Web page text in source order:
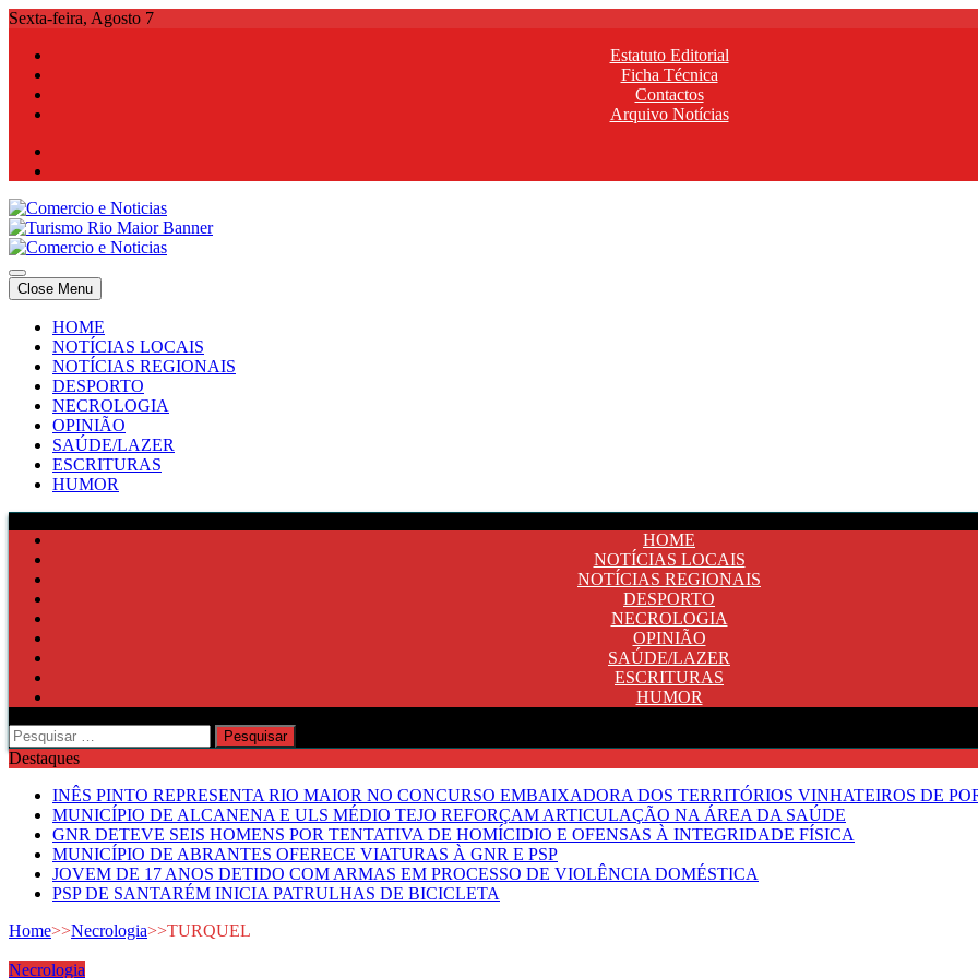
Skip
content
Sexta-feira, Agosto 7
Estatuto Editorial
Ficha Técnica
Contactos
Arquivo Notícias
Comercio e Noticias
Notícias e Publicidade Online
Comercio e Noticias
Notícias e Publicidade Online
Close Menu
HOME
NOTÍCIAS LOCAIS
NOTÍCIAS REGIONAIS
DESPORTO
NECROLOGIA
OPINIÃO
SAÚDE/LAZER
ESCRITURAS
HUMOR
HOME
NOTÍCIAS LOCAIS
NOTÍCIAS REGIONAIS
DESPORTO
NECROLOGIA
OPINIÃO
SAÚDE/LAZER
ESCRITURAS
HUMOR
Pesquisar
por:
Destaques
INÊS PINTO REPRESENTA RIO MAIOR NO CONCURSO EMBAIXADORA DOS TERRITÓRIOS VINHATEIROS DE
MUNICÍPIO DE ALCANENA E ULS MÉDIO TEJO REFORÇAM ARTICULAÇÃO NA ÁREA DA SAÚDE
GNR DETEVE SEIS HOMENS POR TENTATIVA DE HOMÍCIDIO E OFENSAS À INTEGRIDADE FÍSICA
MUNICÍPIO DE ABRANTES OFERECE VIATURAS À GNR E PSP
JOVEM DE 17 ANOS DETIDO COM ARMAS EM PROCESSO DE VIOLÊNCIA DOMÉSTICA
PSP DE SANTARÉM INICIA PATRULHAS DE BICICLETA
Home>>Necrologia>>TURQUEL
Necrologia